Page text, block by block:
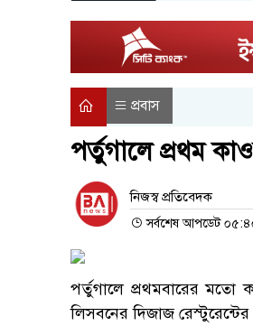
প্রবাস
পর্তুগালে প্রথম
নিজস্ব প্রতিবেদক
সর্বশেষ আপডেট
পর্তুগালে প্রথমবারের মতো
লিসবনের দিজাজ